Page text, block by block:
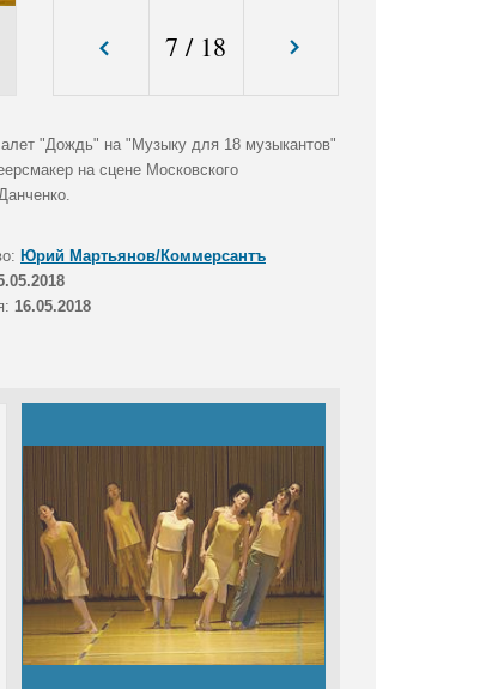
7 / 18
"Дождь" на "Музыку для 18 музыкантов"
на сцене Московского
Юрий Мартьянов/Коммерсантъ
16.05.2018